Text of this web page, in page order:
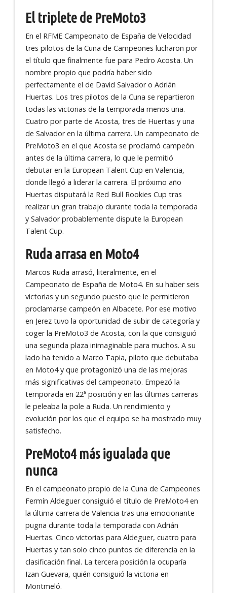
El triplete de PreMoto3
En el RFME Campeonato de España de Velocidad
tres pilotos de la Cuna de Campeones lucharon por
el título que finalmente fue para Pedro Acosta. Un
nombre propio que podría haber sido
perfectamente el de David Salvador o Adrián
Huertas. Los tres pilotos de la Cuna se repartieron
todas las victorias de la temporada menos una.
Cuatro por parte de Acosta, tres de Huertas y una
de Salvador en la última carrera. Un campeonato de
PreMoto3 en el que Acosta se proclamó campeón
antes de la última carrera, lo que le permitió
debutar en la European Talent Cup en Valencia,
donde llegó a liderar la carrera. El próximo año
Huertas disputará la Red Bull Rookies Cup tras
realizar un gran trabajo durante toda la temporada
y Salvador probablemente dispute la European
Talent Cup.
Ruda arrasa en Moto4
Marcos Ruda arrasó, literalmente, en el
Campeonato de España de Moto4. En su haber seis
victorias y un segundo puesto que le permitieron
proclamarse campeón en Albacete. Por ese motivo
en Jerez tuvo la oportunidad de subir de categoría y
coger la PreMoto3 de Acosta, con la que consiguió
una segunda plaza inimaginable para muchos. A su
lado ha tenido a Marco Tapia, piloto que debutaba
en Moto4 y que protagonizó una de las mejoras
más significativas del campeonato. Empezó la
temporada en 22ª posición y en las últimas carreras
le peleaba la pole a Ruda. Un rendimiento y
evolución por los que el equipo se ha mostrado muy
satisfecho.
PreMoto4 más igualada que
nunca
En el campeonato propio de la Cuna de Campeones
Fermín Aldeguer consiguió el título de PreMoto4 en
la última carrera de Valencia tras una emocionante
pugna durante toda la temporada con Adrián
Huertas. Cinco victorias para Aldeguer, cuatro para
Huertas y tan solo cinco puntos de diferencia en la
clasificación final. La tercera posición la ocuparía
Izan Guevara, quién consiguió la victoria en
Montmeló.